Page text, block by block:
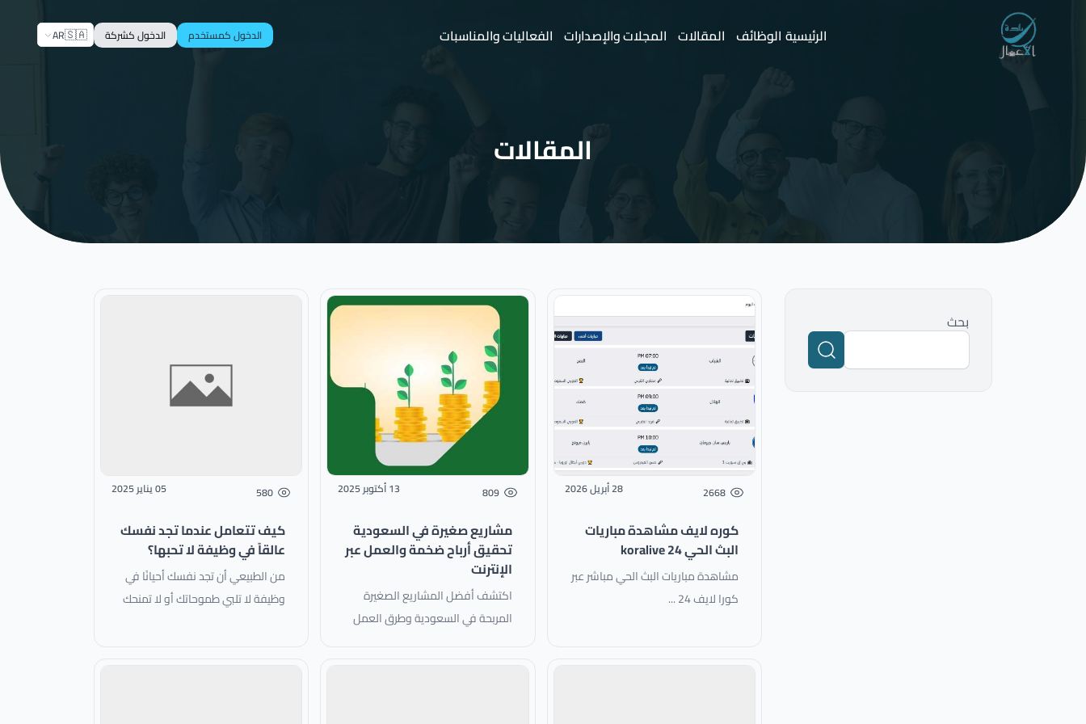
الرئيسية الوظائف المقالات المجلات والإصدارات الفعاليات والمناسبات 🇸🇦
AR الدخول كمستخدم الدخول كشركة
المقالات
بحث
2668 28 أبريل 2026
كوره لايف مشاهدة مباريات
البث الحي koralive 24
مشاهدة مباريات البث الحي مباشر عبر
كورا لايف 24 ...
809 13 أكتوبر 2025
مشاريع صغيرة في السعودية
تحقيق أرباح ضخمة والعمل عبر
الإنترنت
اكتشف أفضل المشاريع الصغيرة
المربحة في السعودية وطرق العمل
580 05 يناير 2025
كيف تتعامل عندما تجد نفسك
عالقاً في وظيفة لا تحبها؟
من الطبيعي أن تجد نفسك أحيانًا في
وظيفة لا تلبي طموحاتك أو لا تمنحك